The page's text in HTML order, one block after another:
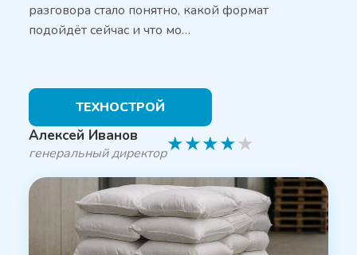
разговора стало понятно, какой формат
подойдёт сейчас и что мо…
ТЕХНОСТРОЙ
Алексей Иванов
генеральный директор★★★★★